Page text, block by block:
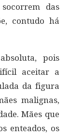
das
contudo há
pois
aceitar a
da figura
malignas,
Mães que
enteados, os